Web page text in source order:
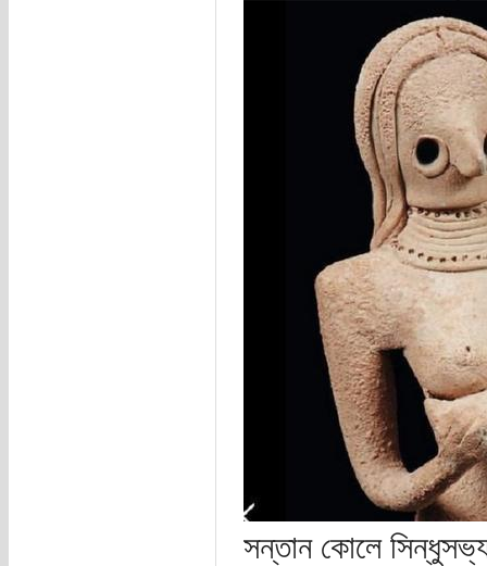
সন্তান কোলে